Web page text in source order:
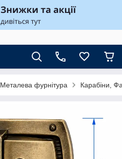
Металева фурнітура Карабіни,